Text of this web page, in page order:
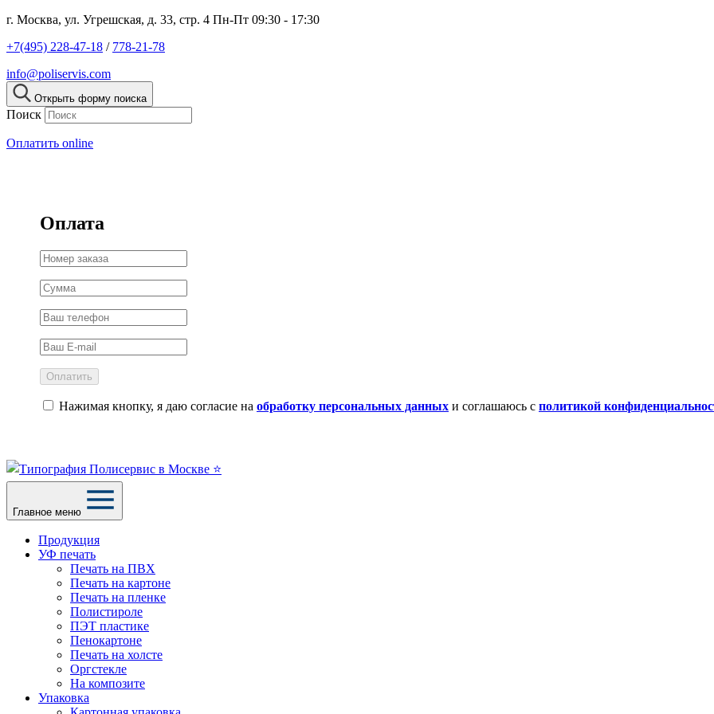
г. Москва, ул. Угрешская, д. 33, стр. 4 Пн-Пт 09:30 - 17:30
+7(495) 228-47-18 / 778-21-78
info@poliservis.com
Открыть форму поиска
Поиск
Оплатить online
Оплата
Оплатить
Нажимая кнопку, я даю согласие на обработку персональных данных и соглашаюсь с политикой
Главное меню
Продукция
УФ печать
Печать на ПВХ
Печать на картоне
Печать на пленке
Полистироле
ПЭТ пластике
Пенокартоне
Печать на холсте
Оргстекле
На композите
Упаковка